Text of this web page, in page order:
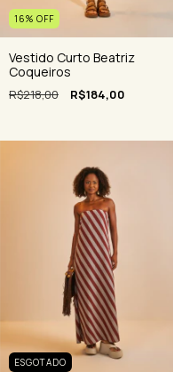
16% OFF
Vestido Curto Beatriz
Coqueiros
R$218,00 R$184,00
ESGOTADO